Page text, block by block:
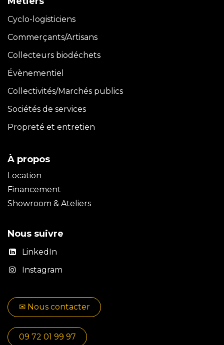
Cyclo-logisticiens
Commerçants/Artisans
Collecteurs biodéchets
Évènementiel
Collectivités/Marchés publics
Sociétés de services
Propreté et entretien
À propos
Location
Financement
Showroom & Ateliers
Nous suivre
LinkedIn
Instagram
✉​​ No​​​​us contacter
09 72 01 99 97